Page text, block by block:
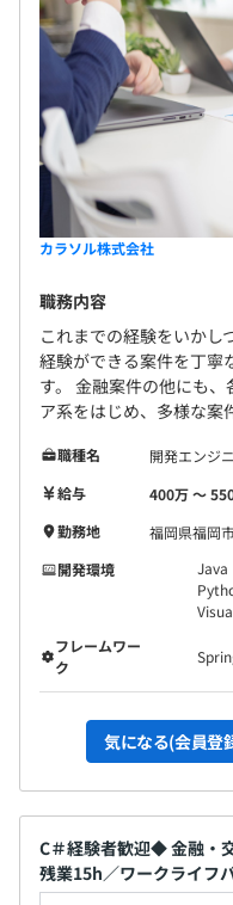
・2014/10〜2018/02（
帯電話）設備・業務系
・2012/01～2014/10（
（携帯電話）次世代NW
プロジェクトによって
なることが多いです。
・詳細～製造～テスト
かれたり、1人の担当が
場合があります。
・製造期間は、追加機
日間位です。
4カ月（待遇の変更はあ
カラソル株式会社
職務内容
これまでの経験をいかし
経験ができる案件を丁寧
す。 金融案件の他にも
ア系をはじめ、多様な案
職種名
開発エンジ
給与
400万 〜
勤務地
福岡県福岡
開発環境
Java
フレームワー
ク
気になる(会員登
C＃経験者歓迎◆ 金融・
残業15h／ワークライフ